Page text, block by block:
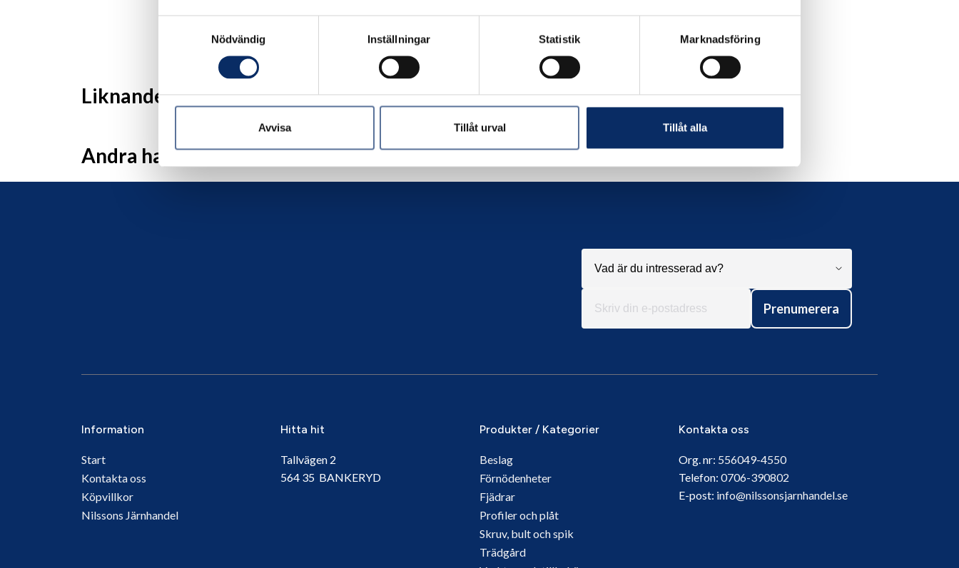
Nödvändig
Inställningar Statistik Marknadsföring
Avvisa Tillåt urval Tillåt alla
Liknande produkter
Andra har även tittat på
Prenumerera
Information
Start
Kontakta oss
Köpvillkor
Nilssons Järnhandel
Hitta hit
Tallvägen 2
564 35 BANKERYD
Produkter / Kategorier
Beslag
Förnödenheter
Fjädrar
Profiler och plåt
Skruv, bult och spik
Trädgård
Kontakta oss
Org. nr: 556049-4550
Telefon: 0706-390802
E-post: info@nilssonsjarnhandel.se